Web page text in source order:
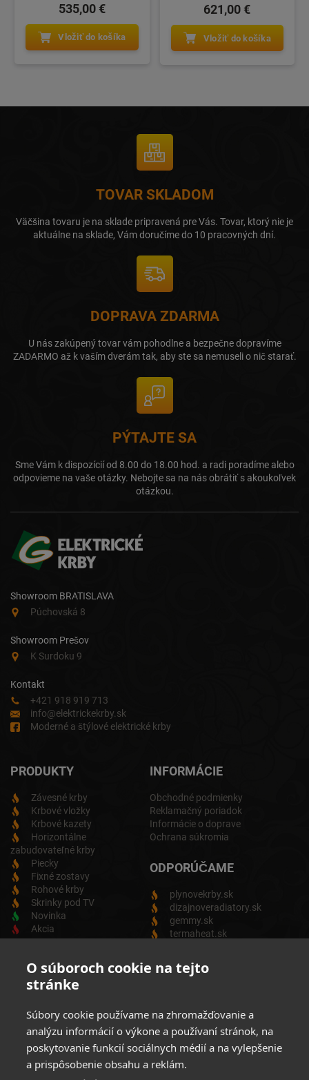
O súboroch cookie na tejto
stránke
Súbory cookie používame na zhromažďovanie a
analýzu informácií o výkone a používaní stránok, na
poskytovanie funkcií sociálnych médií a na vylepšenie
a prispôsobenie obsahu a reklám.
535,00 €
Vložiť do košíka
621,00 €
Vložiť do košíka
TOVAR SKLADOM
Väčšina tovaru je na sklade pripravená pre Vás. Tovar, ktorý nie je
aktuálne na sklade, Vám doručíme do 10 pracovných dní.
DOPRAVA ZDARMA
U nás zakúpený tovar vám pohodlne a bezpečne dopravíme
ZADARMO až k vaším dverám tak, aby ste sa nemuseli o nič starať.
PÝTAJTE SA
Sme Vám k dispozícií od 8.00 do 18.00 hod. a radi poradíme alebo
odpovieme na vaše otázky. Nebojte sa na nás obrátiť s akoukoľvek
otázkou.
Showroom BRATISLAVA
Púchovská 8
Showroom Prešov
K Surdoku 9
Kontakt
+421 918 919 713
info@elektrickekrby.sk
Moderné a štýlové elektrické krby
PRODUKTY
Závesné krby
Krbové vložky
Krbové kazety
Horizontálne
zabudovateľné krby
Piecky
Fixné zostavy
Rohové krby
Skrinky pod TV
Novinka
Akcia
INFORMÁCIE
Obchodné podmienky
Reklamačný poriadok
Informácie o doprave
Ochrana súkromia
ODPORÚČAME
plynovekrby.sk
dizajnoveradiatory.sk
gemmy.sk
termaheat.sk
ODBER NEWSLETTRA
Zadajte svoju e-mailovú adresu a budete vždy informovaný o
Elektrických produktov.